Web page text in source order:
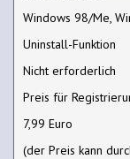
Windows 98/Me,
Uninstall-Funktion
Nicht erforderlich
Preis für
7,99 Euro
(der Preis kann